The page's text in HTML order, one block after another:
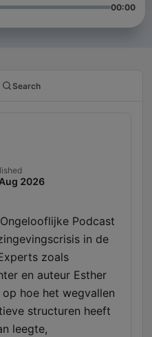
00:00
Search
2026
Podcast
in de
zoals
en auteur Esther
hoe het wegvallen
structuren heeft
leegte,